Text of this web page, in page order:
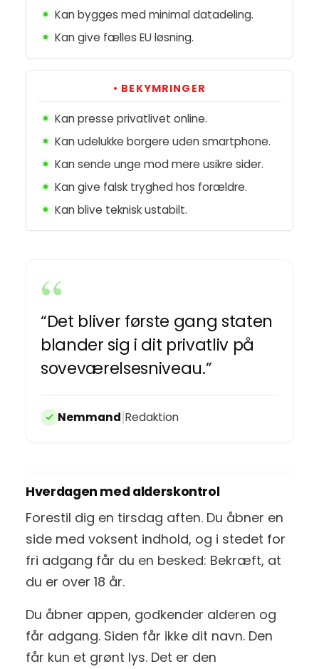
Kan bygges med minimal datadeling.
Kan give fælles EU løsning.
• BEKYMRINGER
Kan presse privatlivet online.
Kan udelukke borgere uden smartphone.
Kan sende unge mod mere usikre sider.
Kan give falsk tryghed hos forældre.
Kan blive teknisk ustabilt.
“Det bliver første gang staten
blander sig i dit privatliv på
soveværelsesniveau.”
Nemmand|Redaktion
Hverdagen med alderskontrol
Forestil dig en tirsdag aften. Du åbner en
side med voksent indhold, og i stedet for
fri adgang får du en besked: Bekræft, at
du er over 18 år.
Du åbner appen, godkender alderen og
får adgang. Siden får ikke dit navn. Den
får kun et grønt lys. Det er den